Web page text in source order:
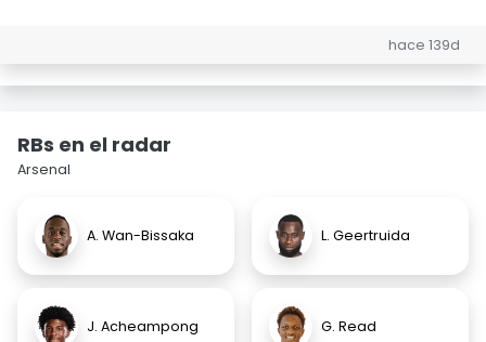
hace 139d
RBs en el radar
Arsenal
A. Wan-Bissaka L. Geertruida
J. Acheampong G. Read